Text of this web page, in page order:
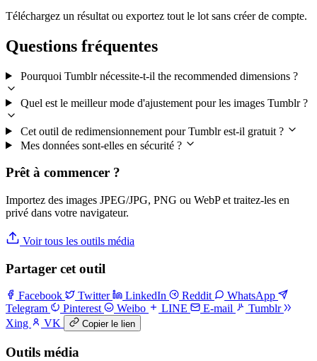
Téléchargez un résultat ou exportez tout le lot sans créer de compte.
Questions fréquentes
Pourquoi Tumblr nécessite-t-il the recommended dimensions ?
Quel est le meilleur mode d'ajustement pour les images Tumblr ?
Cet outil de redimensionnement pour Tumblr est-il gratuit ?
Mes données sont-elles en sécurité ?
Prêt à commencer ?
Importez des images JPEG/JPG, PNG ou WebP et traitez-les en
privé dans votre navigateur.
Voir tous les outils média
Partager cet outil
Facebook Twitter LinkedIn Reddit
WhatsApp
Telegram
Pinterest Weibo LINE E-mail
Tumblr
Xing
VK Copier le lien
Outils média